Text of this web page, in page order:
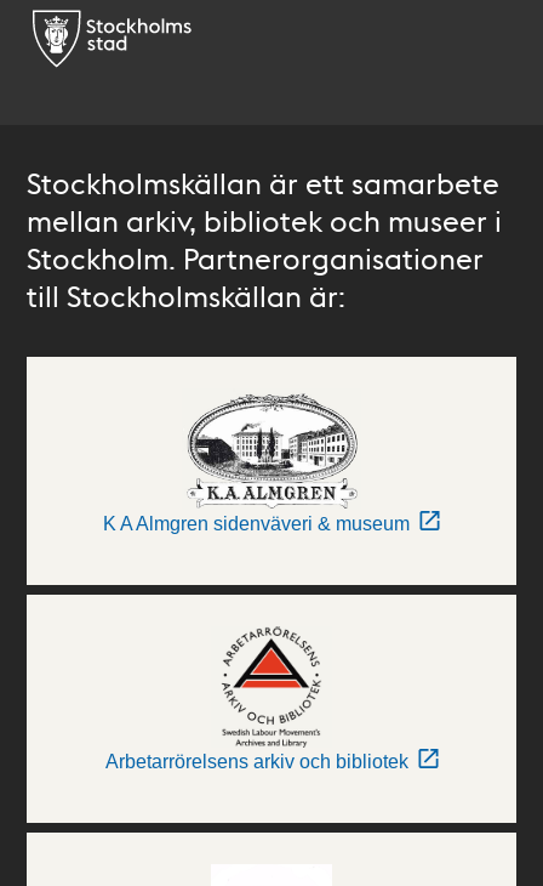
Stockholmskällan är ett samarbete
mellan arkiv, bibliotek och museer i
Stockholm. Partnerorganisationer
till Stockholmskällan är:
K A Almgren sidenväveri & museum
Arbetarrörelsens arkiv och bibliotek